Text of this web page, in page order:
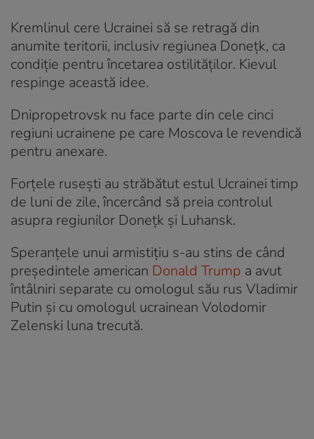
Kremlinul cere Ucrainei să se retragă din
anumite teritorii, inclusiv regiunea Donețk, ca
condiție pentru încetarea ostilităților. Kievul
respinge această idee.
Dnipropetrovsk nu face parte din cele cinci
regiuni ucrainene pe care Moscova le revendică
pentru anexare.
Forțele rusești au străbătut estul Ucrainei timp
de luni de zile, încercând să preia controlul
asupra regiunilor Donețk și Luhansk.
Speranțele unui armistițiu s-au stins de când
președintele american Donald Trump a avut
întâlniri separate cu omologul său rus Vladimir
Putin și cu omologul ucrainean Volodomir
Zelenski luna trecută.